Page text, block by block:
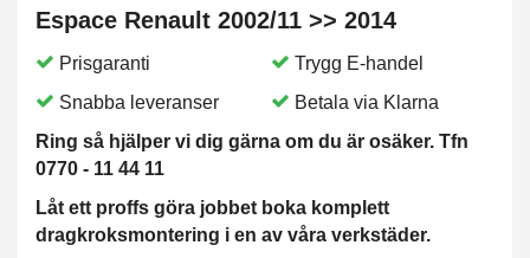
Espace Renault 2002/11 >> 2014
Prisgaranti
Trygg E-handel
Snabba leveranser
Betala via Klarna
Ring så hjälper vi dig gärna om du är osäker. Tfn
0770 - 11 44 11
Låt ett proffs göra jobbet boka komplett
dragkroksmontering i en av våra verkstäder.